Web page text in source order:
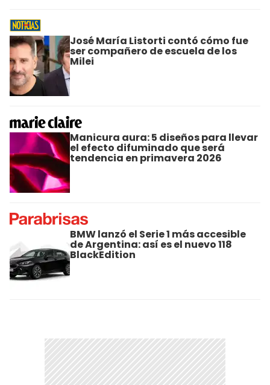
José María Listorti contó cómo fue
ser compañero de escuela de los
Milei
Manicura aura: 5 diseños para llevar
el efecto difuminado que será
tendencia en primavera 2026
BMW lanzó el Serie 1 más accesible
de Argentina: así es el nuevo 118
BlackEdition